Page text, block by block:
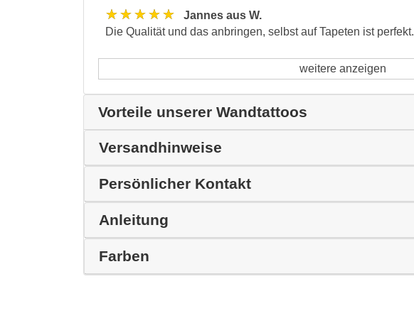
★★★★★
Jannes aus W.
Die Qualität und das anbringen, selbst auf Tapeten ist perfekt.
weitere anzeigen
Vorteile unserer Wandtattoos
Versandhinweise
Persönlicher Kontakt
Anleitung
Farben